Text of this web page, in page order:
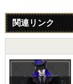
関連リンク